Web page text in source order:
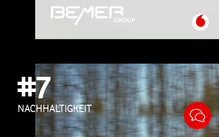
#7
NACHHALTIGKEIT Sticky